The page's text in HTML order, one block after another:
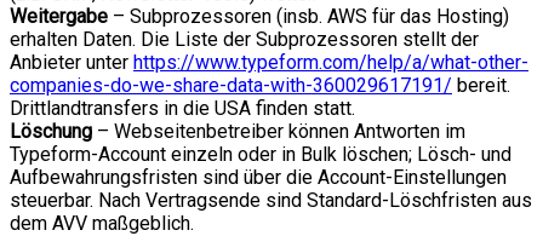
Weitergabe – Subprozessoren (insb. AWS für das Hosting)
erhalten Daten. Die Liste der Subprozessoren stellt der
Anbieter unter https://www.typeform.com/help/a/what-other-
companies-do-we-share-data-with-360029617191/ bereit.
Drittlandtransfers in die USA finden statt.
Löschung – Webseitenbetreiber können Antworten im
Typeform-Account einzeln oder in Bulk löschen; Lösch- und
Aufbewahrungsfristen sind über die Account-Einstellungen
steuerbar. Nach Vertragsende sind Standard-Löschfristen aus
dem AVV maßgeblich.